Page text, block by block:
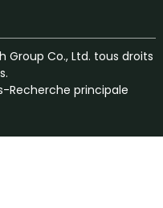
Co., Ltd. tous droits
-Recherche principale